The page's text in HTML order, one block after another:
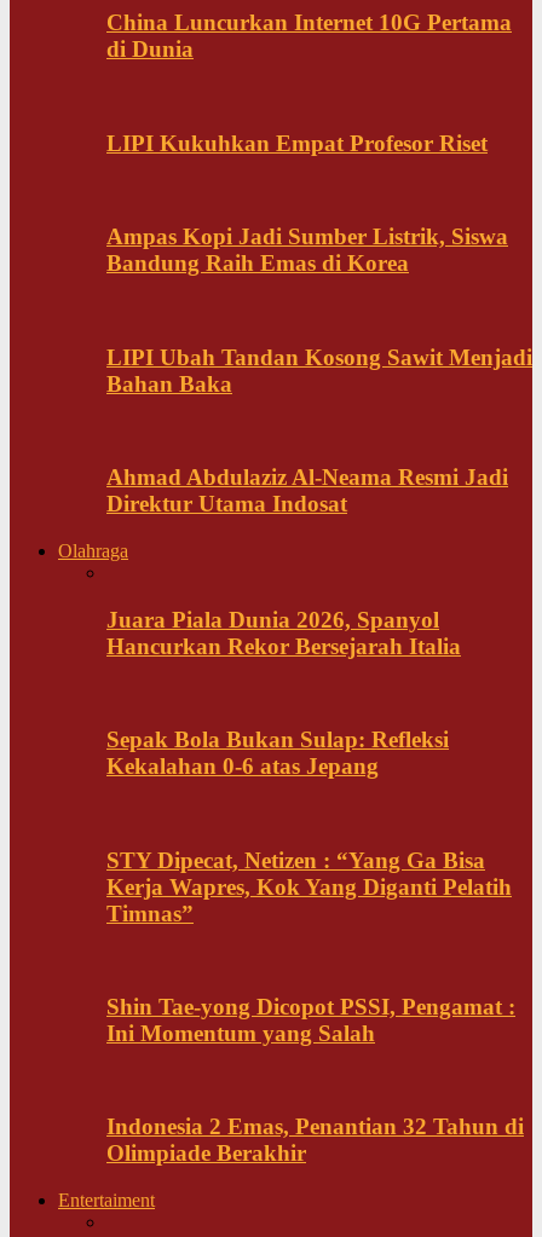
China Luncurkan Internet 10G Pertama
di Dunia
LIPI Kukuhkan Empat Profesor Riset
Ampas Kopi Jadi Sumber Listrik, Siswa
Bandung Raih Emas di Korea
LIPI Ubah Tandan Kosong Sawit Menjadi
Bahan Baka
Ahmad Abdulaziz Al-Neama Resmi Jadi
Direktur Utama Indosat
Olahraga
Juara Piala Dunia 2026, Spanyol
Hancurkan Rekor Bersejarah Italia
Sepak Bola Bukan Sulap: Refleksi
Kekalahan 0-6 atas Jepang
STY Dipecat, Netizen : “Yang Ga Bisa
Kerja Wapres, Kok Yang Diganti Pelatih
Timnas”
Shin Tae-yong Dicopot PSSI, Pengamat :
Ini Momentum yang Salah
Indonesia 2 Emas, Penantian 32 Tahun di
Olimpiade Berakhir
Entertaiment